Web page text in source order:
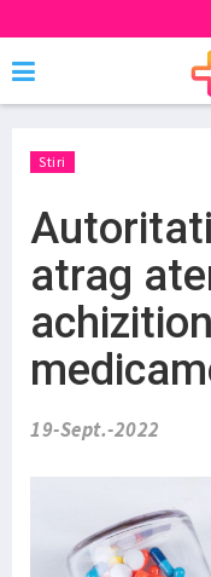
Stiri
atrag
19-Sept.-2022